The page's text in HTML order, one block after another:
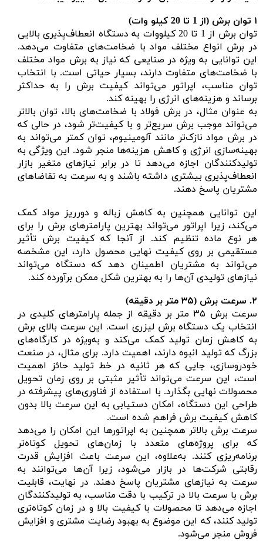
۱ توان برش (از 1 تا 20 کیلو وات)
توان برش از 1 تا 20 کیلووات به دستگاه انعطاف‌پذیری بالایی
در برش انواع مختلف مواد با ضخامت‌های متفاوت می‌دهد.
این توانایی به ویژه در صنایعی که نیاز به برش مواد مختلف
با ضخامت‌های متفاوت دارند، بسیار حیاتی است. با انتخاب
توان مناسب، اپراتور می‌تواند کیفیت برش را به حداکثر
برساند و هزینه‌های انرژی را بهینه کند.
به عنوان مثال، در برش فولاد با ضخامت‌های بالا، توان بالاتر
می‌تواند موجب برش سریع‌تر و با کیفیت‌تر شود، در حالی که
در برش مواد نازک‌تر مانند آلومینیوم، توان کمتر می‌تواند به
بهینه‌سازی انرژی و کاهش هزینه‌ها منجر شود. این ویژگی به
تولیدکنندگان اجازه می‌دهد تا در برابر نیازهای متغیر بازار
انعطاف‌پذیری بیشتری داشته باشند و به سرعت به تقاضاهای
مشتریان پاسخ دهند.
این توانایی همچنین به کاهش زباله و دورریز مواد کمک
می‌کند، زیرا اپراتور می‌تواند بهترین پارامترهای برش را برای
هر نوع ماده تنظیم کند. از آنجا که کیفیت برش تأثیر
مستقیمی بر روی کیفیت نهایی محصول دارد، این مشخصه
می‌تواند به مشتریان اطمینان دهد که دستگاه می‌تواند
نیازهای تولیدی آن‌ها را به بهترین شکل ممکن برآورده کند.
۲. سرعت برش (۳۵ متر بر دقیقه)
سرعت برش ۳۵ متر بر دقیقه از جمله پارامترهای کلیدی در
انتخاب یک دستگاه برش لیزری است. این سرعت بالای برش
به کاهش زمان تولید کمک می‌کند و به‌ویژه در کارگاه‌های
بزرگ که تولید انبوه دارند، اهمیت دارد. برای مثال، در صنعت
خودروسازی، جایی که هر ثانیه در خط تولید حائز اهمیت
است، این سرعت می‌تواند تأثیر مثبتی بر روی زمان تحویل
محصولات نهایی بگذارد. با استفاده از فناوری‌های پیشرفته در
طراحی این دستگاه، امکان دستیابی به این سرعت بالا بدون
کاهش کیفیت برش فراهم شده است.
سرعت برش بالاتر همچنین به اپراتورها این امکان را می‌دهد
که برای پروژه‌های متعدد با زمان‌های تحویل کوتاه‌تر
برنامه‌ریزی کنند. به‌علاوه، این سرعت باعث افزایش قدرت
رقابتی شرکت‌ها در بازار می‌شود، زیرا آن‌ها می‌توانند به
سرعت به نیازهای مشتریان پاسخ دهند. در نهایت، قابلیت
برش با سرعت بالا در ترکیب با دقت مناسب، به تولیدکنندگان
اجازه می‌دهد تا محصولات با کیفیت بالا و در زمان کوتاه‌تری
تولید کنند، که این موضوع به بهبود رضایت مشتری و افزایش
فروش منجر می‌شود.